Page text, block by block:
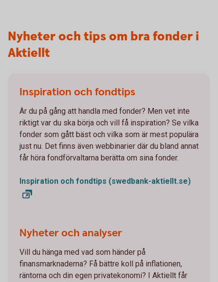
Nyheter och tips om bra fonder i
Aktiellt
Inspiration och fondtips
Är du på gång att handla med fonder? Men vet inte
riktigt var du ska börja och vill få inspiration? Se vilka
fonder som gått bäst och vilka som är mest populära
just nu. Det finns även webbinarier där du bland annat
får höra fondförvaltarna berätta om sina fonder.
Inspiration och fondtips (swedbank-aktiellt.se)
Nyheter och analyser
Vill du hänga med vad som händer på
finansmarknaderna? Få bättre koll på inflationen,
räntorna och din egen privatekonomi? I Aktiellt får